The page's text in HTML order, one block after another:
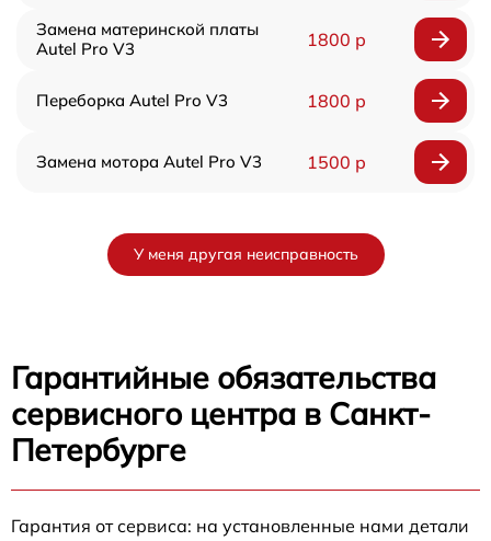
Замена материнской платы
Autel Pro V3
1800 р
Переборка Autel Pro V3 1800 р
Замена мотора Autel Pro V3 1500 р
У меня другая неисправность
Гарантийные обязательства
сервисного центра в Санкт-
Петербурге
Гарантия от сервиса: на установленные нами детали